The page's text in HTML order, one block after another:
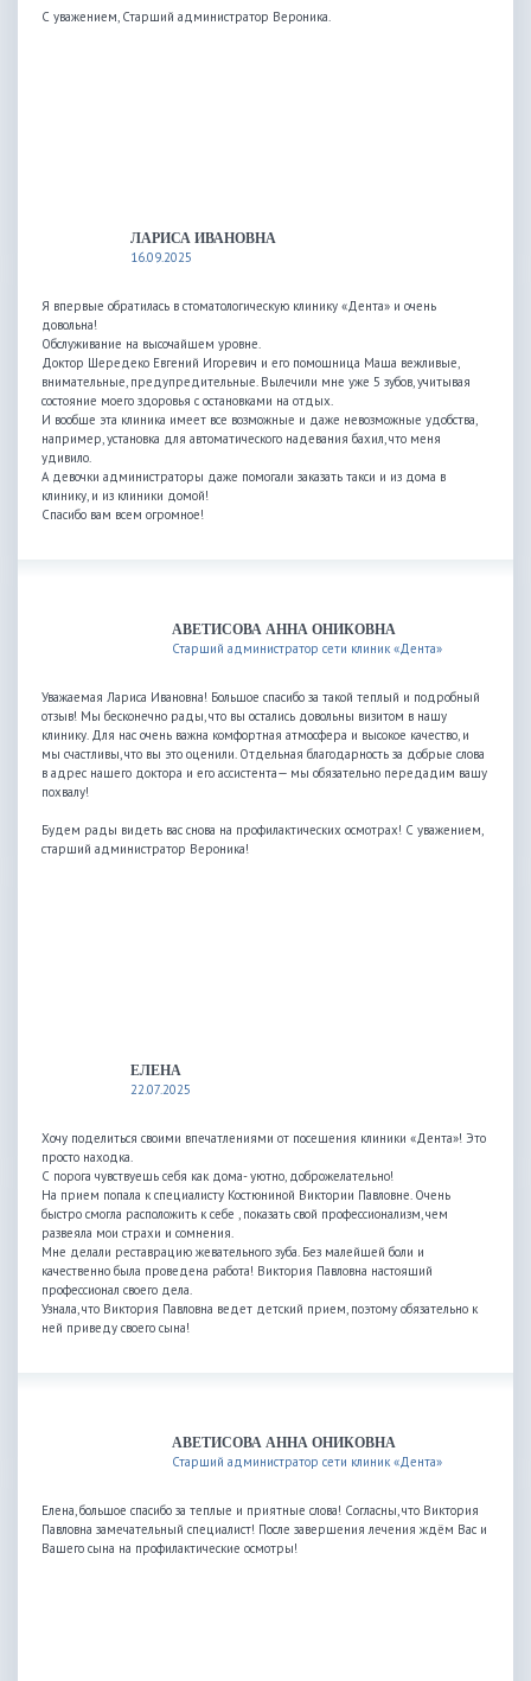
С уважением, Старший администратор Вероника.
ЛАРИСА ИВАНОВНА
16.09.2025
Я впервые обратилась в стоматологическую клинику «Дента» и очень
довольна!
Обслуживание на высочайшем уровне.
Доктор Шередеко Евгений Игоревич и его помощница Маша вежливые,
внимательные, предупредительные. Вылечили мне уже 5 зубов, учитывая
состояние моего здоровья с остановками на отдых.
И вообще эта клиника имеет все возможные и даже невозможные удобства,
например, установка для автоматического надевания бахил, что меня
удивило.
А девочки администраторы даже помогали заказать такси и из дома в
клинику, и из клиники домой!
Спасибо вам всем огромное!
АВЕТИСОВА АННА ОНИКОВНА
Старший администратор сети клиник «Дента»
Уважаемая Лариса Ивановна! Большое спасибо за такой теплый и подробный
отзыв! Мы бесконечно рады, что вы остались довольны визитом в нашу
клинику. Для нас очень важна комфортная атмосфера и высокое качество, и
мы счастливы, что вы это оценили. Отдельная благодарность за добрые слова
в адрес нашего доктора и его ассистента— мы обязательно передадим вашу
похвалу!
Будем рады видеть вас снова на профилактических осмотрах! С уважением,
старший администратор Вероника!
ЕЛЕНА
22.07.2025
Хочу поделиться своими впечатлениями от посещения клиники «Дента»! Это
просто находка.
С порога чувствуешь себя как дома- уютно, доброжелательно!
На прием попала к специалисту Костюниной Виктории Павловне. Очень
быстро смогла расположить к себе , показать свой профессионализм, чем
развеяла мои страхи и сомнения.
Мне делали реставрацию жевательного зуба. Без малейшей боли и
качественно была проведена работа! Виктория Павловна настоящий
профессионал своего дела.
Узнала, что Виктория Павловна ведет детский прием, поэтому обязательно к
ней приведу своего сына!
АВЕТИСОВА АННА ОНИКОВНА
Старший администратор сети клиник «Дента»
Елена, большое спасибо за теплые и приятные слова! Согласны, что Виктория
Павловна замечательный специалист! После завершения лечения ждём Вас и
Вашего сына на профилактические осмотры!